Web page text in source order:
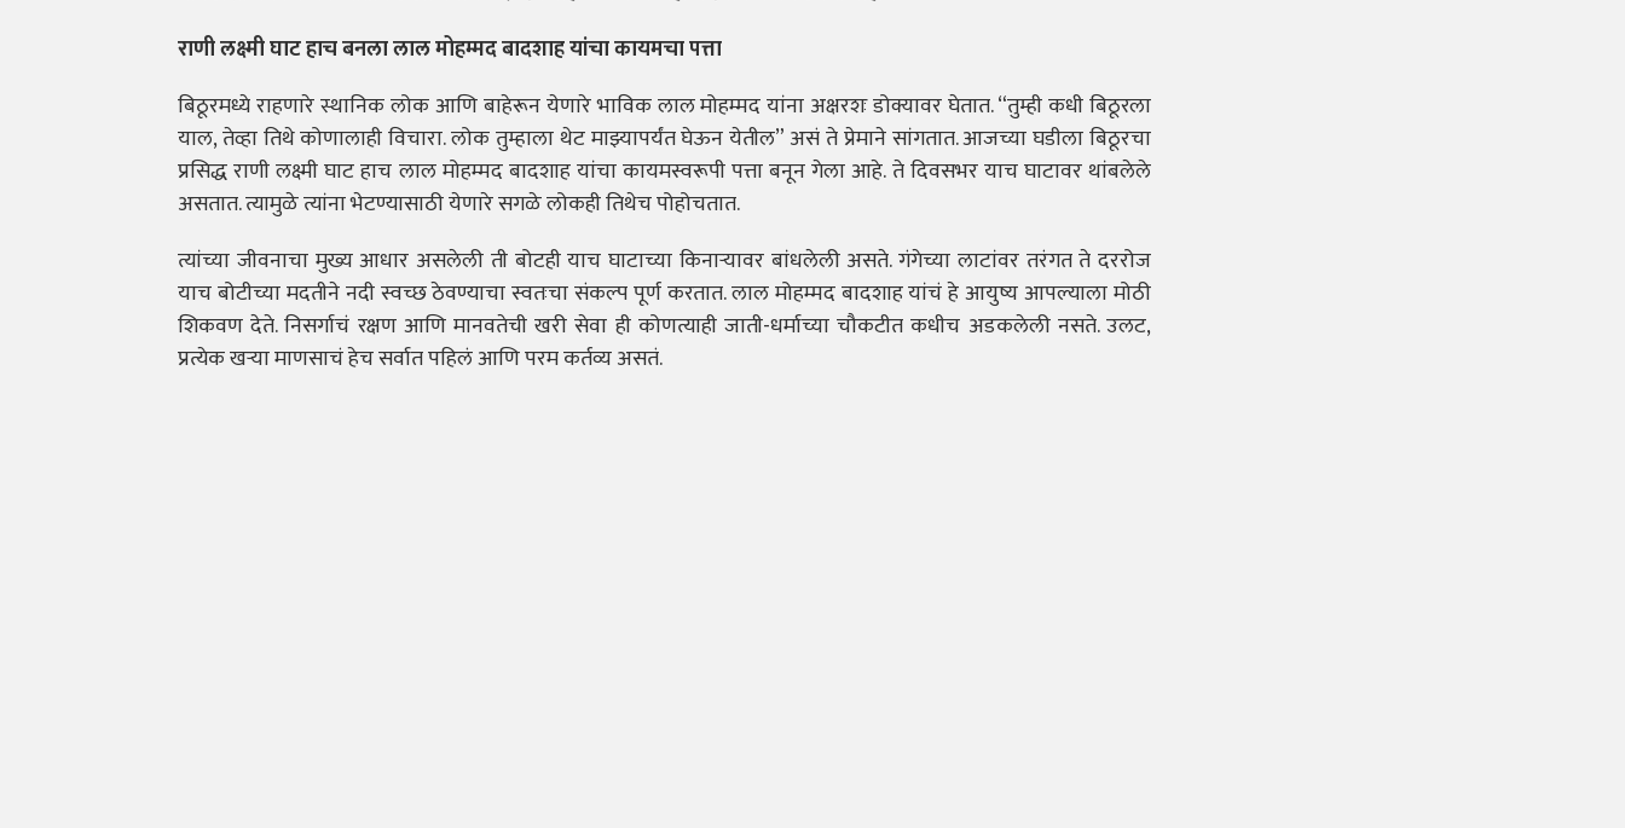
राणी लक्ष्मी घाट हाच बनला लाल मोहम्मद बादशाह यांचा कायमचा पत्ता
बिठूरमध्ये राहणारे स्थानिक लोक आणि बाहेरून येणारे भाविक लाल मोहम्मद यांना अक्षरशः डोक्यावर घेतात. “तुम्ही कधी बिठूरला
याल, तेव्हा तिथे कोणालाही विचारा. लोक तुम्हाला थेट माझ्यापर्यंत घेऊन येतील” असं ते प्रेमाने सांगतात. आजच्या घडीला बिठूरचा
प्रसिद्ध राणी लक्ष्मी घाट हाच लाल मोहम्मद बादशाह यांचा कायमस्वरूपी पत्ता बनून गेला आहे. ते दिवसभर याच घाटावर थांबलेले
असतात. त्यामुळे त्यांना भेटण्यासाठी येणारे सगळे लोकही तिथेच पोहोचतात.
त्यांच्या जीवनाचा मुख्य आधार असलेली ती बोटही याच घाटाच्या किनाऱ्यावर बांधलेली असते. गंगेच्या लाटांवर तरंगत ते दररोज
याच बोटीच्या मदतीने नदी स्वच्छ ठेवण्याचा स्वतःचा संकल्प पूर्ण करतात. लाल मोहम्मद बादशाह यांचं हे आयुष्य आपल्याला मोठी
शिकवण देते. निसर्गाचं रक्षण आणि मानवतेची खरी सेवा ही कोणत्याही जाती-धर्माच्या चौकटीत कधीच अडकलेली नसते. उलट,
प्रत्येक खऱ्या माणसाचं हेच सर्वात पहिलं आणि परम कर्तव्य असतं.